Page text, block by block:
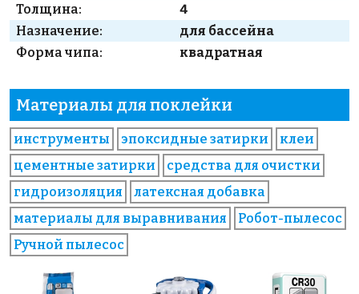
Толщина:
4
Назначение:
для бассейна
Форма чипа:
квадратная
Материалы для поклейки
инструменты эпоксидные затирки
клеи
цементные затирки
средства для очистки
гидроизоляция
латексная добавка
материалы для выравнивания
Робот-пылесос
Ручной пылесос